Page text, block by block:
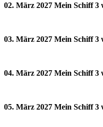
02. März 2027 Mein Schiff 3
03. März 2027 Mein Schiff 3
04. März 2027 Mein Schiff 3
05. März 2027 Mein Schiff 3